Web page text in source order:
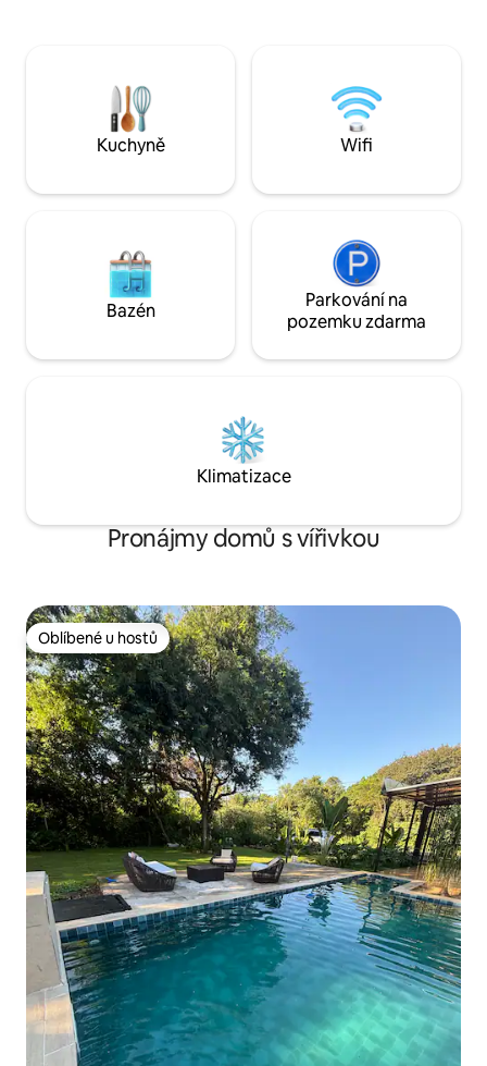
také dvě plně vybavená místa pro
grilování. Ostraha 24 hodin denně, 7 dní v
ložnice s
a koupelnou před
Kuchyně Wifi
Bazén
Parkování na
pozemku zdarma
Klimatizace
Pronájmy domů s vířivkou
Oblíbené u hostů
Oblíbené u hostů